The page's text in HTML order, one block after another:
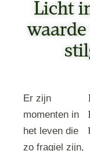
Licht
waarde
Er zijn
momenten in
het leven die
zo fragiel zijn,